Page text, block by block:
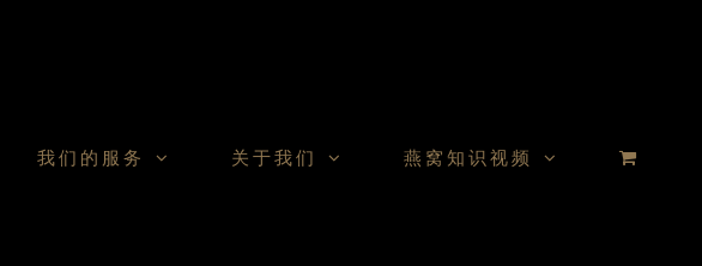
我们的服务 关于我们 燕窝知识视频